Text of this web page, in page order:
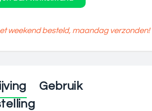
weekend besteld, maandag verzonden!
Gebruik